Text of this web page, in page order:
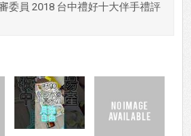
委員 2018 台中禮好十大伴手禮評